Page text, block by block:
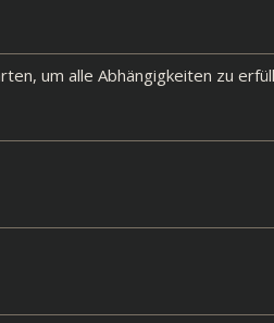
um alle Abhängigkeiten zu